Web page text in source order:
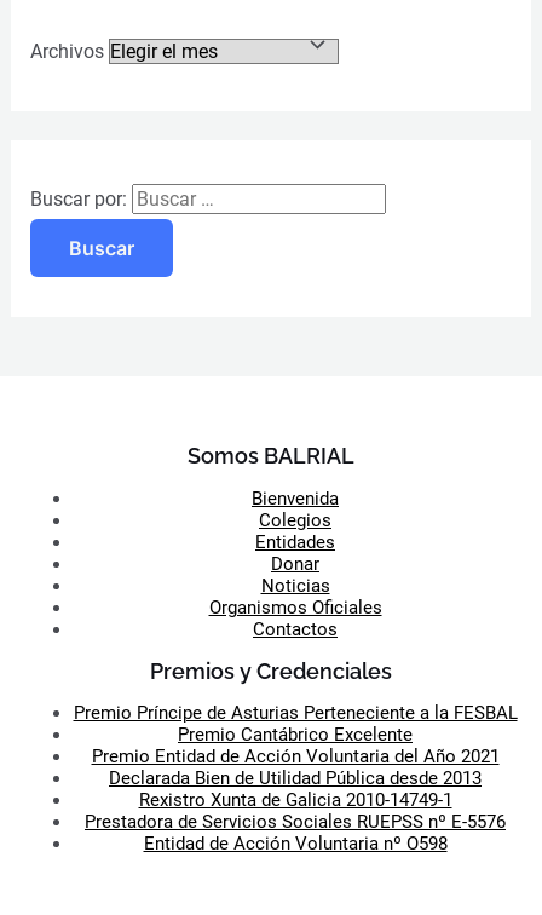
Archivos
Buscar por:
Somos BALRIAL
Bienvenida
Colegios
Entidades
Donar
Noticias
Organismos Oficiales
Contactos
Premios y Credenciales
Premio Príncipe de Asturias Perteneciente a la FESBAL
Premio Cantábrico Excelente
Premio Entidad de Acción Voluntaria del Año 2021
Declarada Bien de Utilidad Pública desde 2013
Rexistro Xunta de Galicia 2010-14749-1
Prestadora de Servicios Sociales RUEPSS nº E-5576
Entidad de Acción Voluntaria nº O598